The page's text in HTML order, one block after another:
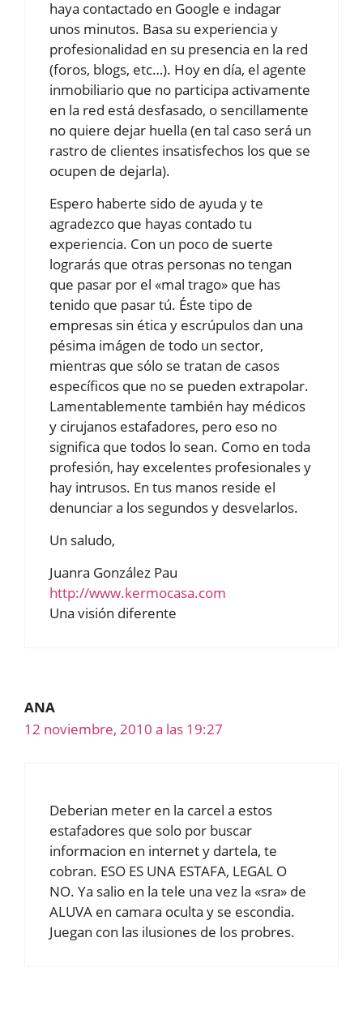
haya contactado en Google e indagar
unos minutos. Basa su experiencia y
profesionalidad en su presencia en la red
(foros, blogs, etc…). Hoy en día, el agente
inmobiliario que no participa activamente
en la red está desfasado, o sencillamente
no quiere dejar huella (en tal caso será un
rastro de clientes insatisfechos los que se
ocupen de dejarla).
Espero haberte sido de ayuda y te
agradezco que hayas contado tu
experiencia. Con un poco de suerte
lograrás que otras personas no tengan
que pasar por el «mal trago» que has
tenido que pasar tú. Éste tipo de
empresas sin ética y escrúpulos dan una
pésima imágen de todo un sector,
mientras que sólo se tratan de casos
específicos que no se pueden extrapolar.
Lamentablemente también hay médicos
y cirujanos estafadores, pero eso no
significa que todos lo sean. Como en toda
profesión, hay excelentes profesionales y
hay intrusos. En tus manos reside el
denunciar a los segundos y desvelarlos.
Un saludo,
Juanra González Pau
http://www.kermocasa.com
Una visión diferente
ANA
12 noviembre, 2010 a las 19:27
Deberian meter en la carcel a estos
estafadores que solo por buscar
informacion en internet y dartela, te
cobran. ESO ES UNA ESTAFA, LEGAL O
NO. Ya salio en la tele una vez la «sra» de
ALUVA en camara oculta y se escondia.
Juegan con las ilusiones de los probres.